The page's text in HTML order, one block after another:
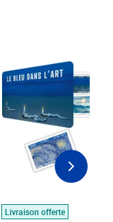
Livraison offerte